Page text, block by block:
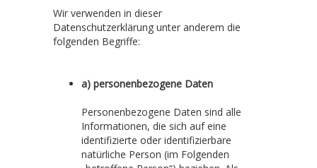
Wir verwenden in dieser
Datenschutzerklärung unter anderem die
folgenden Begriffe:
a) personenbezogene Daten
Personenbezogene Daten sind alle
Informationen, die sich auf eine
identifizierte oder identifizierbare
natürliche Person (im Folgenden